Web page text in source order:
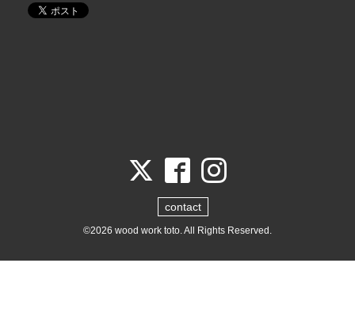
contact
©2026 wood work toto. All Rights Reserved.